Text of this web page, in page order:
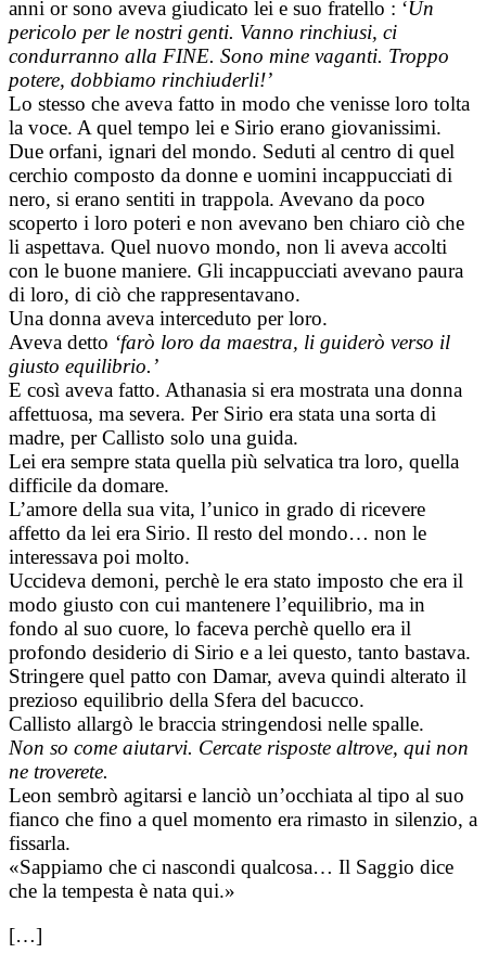
anni or sono aveva giudicato lei e suo fratello : ‘Un
pericolo per le nostri genti. Vanno rinchiusi, ci
condurranno alla FINE. Sono mine vaganti. Troppo
potere, dobbiamo rinchiuderli!’
Lo stesso che aveva fatto in modo che venisse loro tolta
la voce. A quel tempo lei e Sirio erano giovanissimi.
Due orfani, ignari del mondo. Seduti al centro di quel
cerchio composto da donne e uomini incappucciati di
nero, si erano sentiti in trappola. Avevano da poco
scoperto i loro poteri e non avevano ben chiaro ciò che
li aspettava. Quel nuovo mondo, non li aveva accolti
con le buone maniere. Gli incappucciati avevano paura
di loro, di ciò che rappresentavano.
Una donna aveva interceduto per loro.
Aveva detto ‘farò loro da maestra, li guiderò verso il
giusto equilibrio.’
E così aveva fatto. Athanasia si era mostrata una donna
affettuosa, ma severa. Per Sirio era stata una sorta di
madre, per Callisto solo una guida.
Lei era sempre stata quella più selvatica tra loro, quella
difficile da domare.
L’amore della sua vita, l’unico in grado di ricevere
affetto da lei era Sirio. Il resto del mondo… non le
interessava poi molto.
Uccideva demoni, perchè le era stato imposto che era il
modo giusto con cui mantenere l’equilibrio, ma in
fondo al suo cuore, lo faceva perchè quello era il
profondo desiderio di Sirio e a lei questo, tanto bastava.
Stringere quel patto con Damar, aveva quindi alterato il
prezioso equilibrio della Sfera del bacucco.
Callisto allargò le braccia stringendosi nelle spalle.
Non so come aiutarvi. Cercate risposte altrove, qui non
ne troverete.
Leon sembrò agitarsi e lanciò un’occhiata al tipo al suo
fianco che fino a quel momento era rimasto in silenzio, a
fissarla.
«Sappiamo che ci nascondi qualcosa… Il Saggio dice
che la tempesta è nata qui.»
[…]